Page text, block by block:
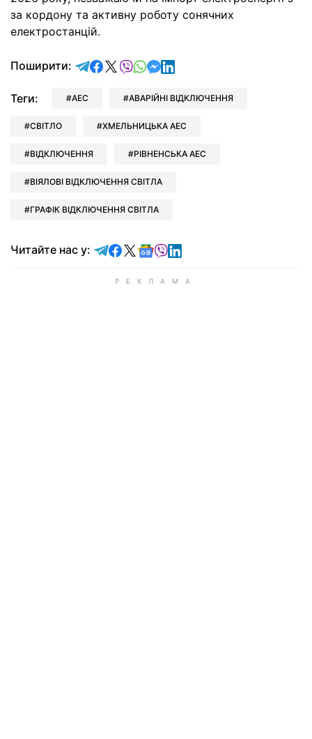
за кордону та активну роботу сонячних
електростанцій.
Поширити: відправити у Telegram
поділитись у Facebook
поділитись у X
відправити у Viber
відправити у Whatsapp
відправити у Messenger
відправити у LinkedIn
Теги: АЕС АВАРІЙНІ ВІДКЛЮЧЕННЯ
СВІТЛО ХМЕЛЬНИЦЬКА АЕС
ВІДКЛЮЧЕННЯ РІВНЕНСЬКА АЕС
ВІЯЛОВІ ВІДКЛЮЧЕННЯ СВІТЛА
ГРАФІК ВІДКЛЮЧЕННЯ СВІТЛА
Читайте нас у: Читайте у Telegram
Читайте у Facebook
Читайте у X
Читайте у Google news
Читайте у Viber
Читайте у LinkedIn